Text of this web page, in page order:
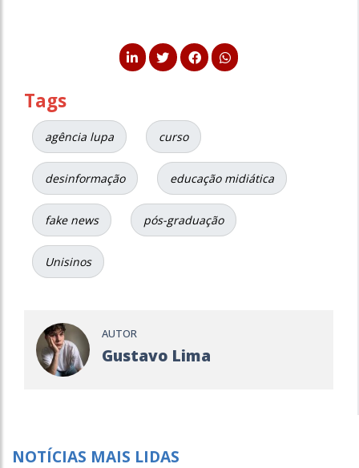
Tags
agência lupa curso
desinformação educação midiática
fake news pós-graduação
Unisinos
AUTOR
Gustavo Lima
NOTÍCIAS MAIS LIDAS